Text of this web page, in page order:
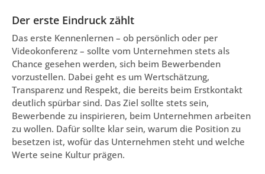
Der erste Eindruck zählt
Das erste Kennenlernen – ob persönlich oder per
Videokonferenz – sollte vom Unternehmen stets als
Chance gesehen werden, sich beim Bewerbenden
vorzustellen. Dabei geht es um Wertschätzung,
Transparenz und Respekt, die bereits beim Erstkontakt
deutlich spürbar sind. Das Ziel sollte stets sein,
Bewerbende zu inspirieren, beim Unternehmen arbeiten
zu wollen. Dafür sollte klar sein, warum die Position zu
besetzen ist, wofür das Unternehmen steht und welche
Werte seine Kultur prägen.